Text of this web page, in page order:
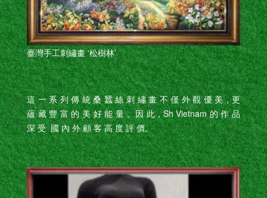
臺灣手工刺繡畫 ‘松樹林’
這 一 系 列 傳 統 桑 蠶 絲 刺 繡 畫 不 僅 外 觀 優 美，更
蘊 藏 豐 富 的 美 好 能 量 。因 此，Sh Vietnam 的 作 品
深 受 國 內 外 顧 客 高 度 評 價。